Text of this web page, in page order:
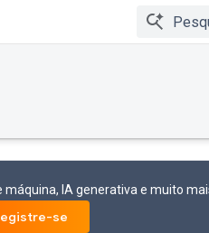
IA generativa e muito
se